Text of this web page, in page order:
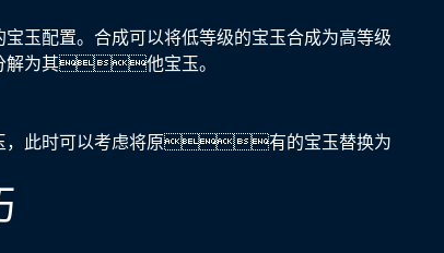
玉配置。合成可以将低等级的宝玉合成为高等级
解为其他宝玉。
玉，此时可以考虑将原有的宝玉替换为